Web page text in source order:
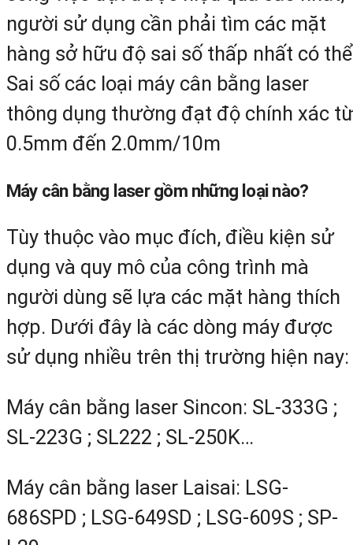
người sử dụng cần phải tìm các mặt
hàng sở hữu độ sai số thấp nhất có
Sai số các loại máy cân bằng laser
thông dụng thường đạt độ chính xác
0.5mm đến 2.0mm/10m
Máy cân bằng laser gồm những loại nào?
Tùy thuộc vào mục đích, điều kiện sử
dụng và quy mô của công trình mà
người dùng sẽ lựa các mặt hàng thích
hợp. Dưới đây là các dòng máy được
sử dụng nhiều trên thị trường hiện nay:
Máy cân bằng laser Sincon: SL-333G ;
SL-223G ; SL222 ; SL-250K…
Máy cân bằng laser Laisai: LSG-
686SPD ; LSG-649SD ; LSG-609S ; SP-